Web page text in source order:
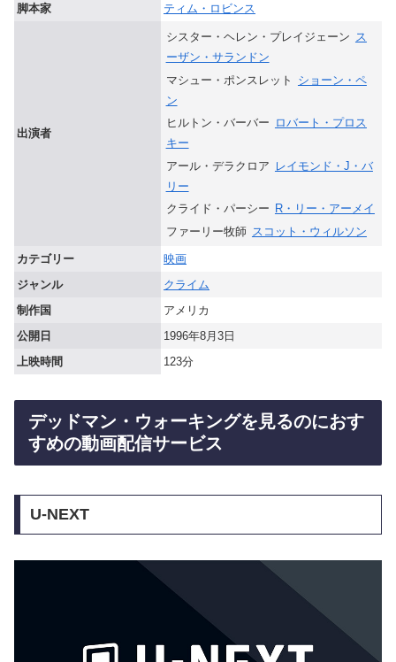
脚本家
ティム・ロビンス
出演者
シスター・ヘレン・プレイジェーン ス
ーザン・サランドン
マシュー・ポンスレット
ショーン・ペ
ン
ヒルトン・バーバー ロバート・プロス
キー
アール・デラクロア レイモンド・J・バ
リー
クライド・パーシー R・リー・アーメイ
ファーリー牧師 スコット・ウィルソン
カテゴリー
映画
ジャンル
クライム
制作国
アメリカ
公開日
1996年8月3日
上映時間
123分
デッドマン・ウォーキングを見るのにおす
すめの動画配信サービス
U-NEXT